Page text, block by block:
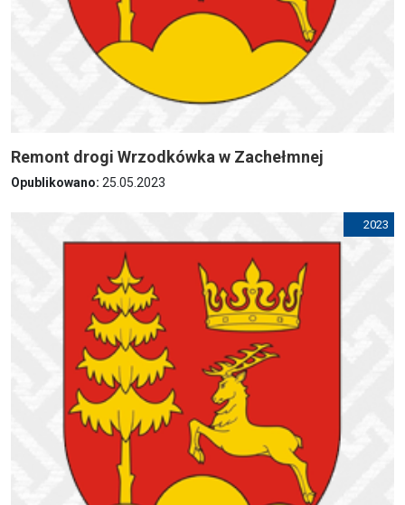
Remont drogi Wrzodkówka w Zachełmnej
Opublikowano: 25.05.2023
2023